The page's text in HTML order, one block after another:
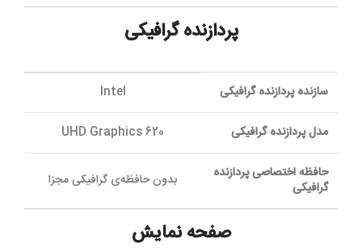
پردازنده گرافیکی
سازنده پردازنده گرافیکی Intel
مدل پردازنده گرافیکی UHD Graphics 620
حافظه اختصاصی پردازنده
گرافیکی بدون حافظه‌ی گرافیکی مجزا
صفحه نمایش